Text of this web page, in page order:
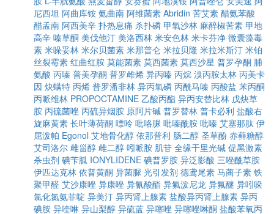
尼西坦 阿曲库铵 氨曲南 阿维菌素 Abridin 苦艾素 醋氨苯酸
醋孟南 阿西美辛 扑热息痛 杀扑磷 甲氧沙林 麻醉椒苦素 甲地
高辛 嗪草酮 美伐他汀 美洛西林 米安色林 米卡芬净 微囊藻毒
素 米哚妥林 米尔贝菌素 米那普仑 米拉贝隆 米拉米斯汀 米铂
丝裂霉素 红曲红胺 莫能菌素 莫西菌素 莫西沙星 普罗孕酮 脯
氨酸 丙嗪 普美孕酮 普罗雌烯 异丙嗪 丙烷 溴丙胺太林 丙美卡
因 炔螨特 丙烯 普罗潘非林 异丙氧磷 丙酰马嗪 丙酸盐 苯丙酮
丙哌维林 PROPOCTAMINE 乙酸丙酯 异丙安替比林 戊炔草
胺 丙硫菌唑 丙硫异烟胺 原阿片碱 普罗替林 普卡必利 盐酸右
旋麻黄素 长叶薄荷酮 嘌呤 吡咯脲 吡嗪酰胺 吡嗪 艾塞那肽 伊
屈泼帕 Egonol 艾地骨化醇 依那普利 肠二醇 圣草酚 赤藓糖醇
艾司洛尔 雌甾醇 雌二醇 吲哌胺 肌苷 全缘干里光碱 促黑激素
杀虫剂 碘苄胍 IONYLIDENE 碘普罗胺 异泛影酸 三唑酰草胺
伊匹达克林 依普黄酮 异菌脲 光引发剂 德鸢尾素 马蔺子素 铁
聚甲醛 艾沙康唑 异康唑 异氰酸酯 异氟泼尼龙 异氟醚 异吲哚
氯化氮氨菲啶 异美汀 异丙肾上腺素 盐酸异丙肾上腺素 异丙
碘胺 异喹啉 异山梨醇 异硫蓝 异噻唑 异噻唑啉酮 盐酸苯氧丙